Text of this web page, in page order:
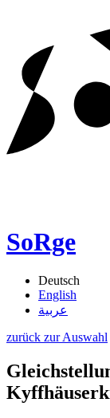
SoRge
Deutsch
English
عربية
zurück zur Auswahl